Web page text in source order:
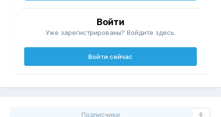
Войти
Уже зарегистрированы? Войдите здесь.
Войти сейчас
Подписчики 0